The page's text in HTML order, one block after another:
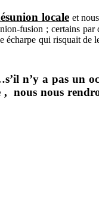
locale et
fusion ; certains par
qui risquait de
n’y a pas un
, nous nous